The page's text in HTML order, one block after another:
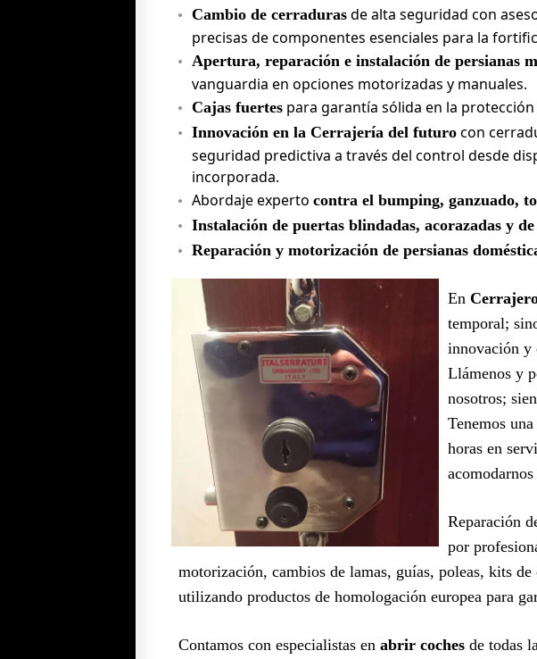
Cambio de cerraduras de alta seguridad con
precisas de componentes esenciales para la
Apertura, reparación e instalación de persianas
vanguardia en opciones motorizadas y manuales.
Cajas fuertes para garantía sólida en la
Innovación en la Cerrajería del futuro con
seguridad predictiva a través del control desde
incorporada.
Abordaje experto contra el bumping, ganzuado,
Instalación de puertas blindadas, acorazadas y
Reparación y motorización de persianas
En
temporal;
innovación y
Llámenos y
nosotros;
Tenemos
horas en
Reparación
por
motorización, cambios de lamas, guías, poleas, kits
utilizando productos de homologación europea para
Contamos con especialistas en abrir coches de todas